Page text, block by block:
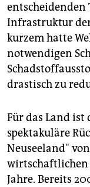
Infrastruktur
kurzem hatte
notwendigen
drastisch zu
Für das Land ist
spektakuläre
Neuseeland"
wirtschaftlichen
Jahre. Bereits